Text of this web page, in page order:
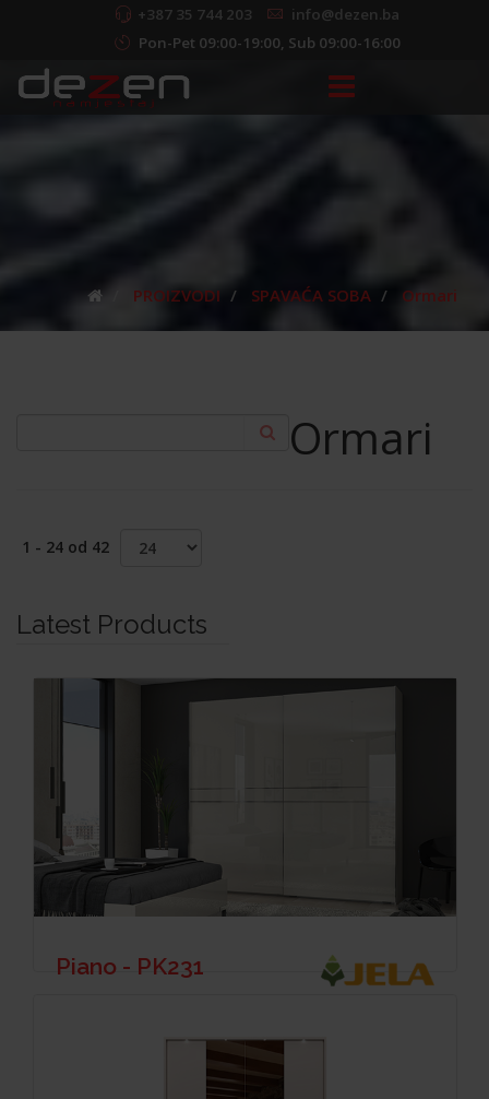
+387 35 744 203
info@dezen.ba
Pon-Pet 09:00-19:00, Sub 09:00-16:00
PROIZVODI SPAVAĆA SOBA Ormari
Ormari
1 - 24 od 42
Latest Products
Piano - PK231